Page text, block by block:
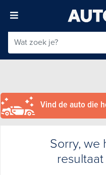
Vind de auto die
Sorry, we